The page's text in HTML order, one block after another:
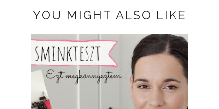
YOU MIGHT ALSO LIKE